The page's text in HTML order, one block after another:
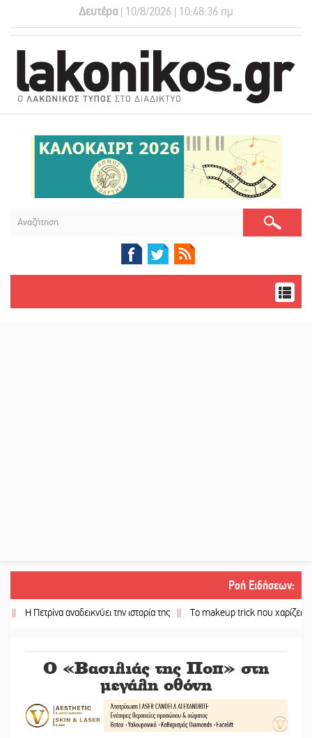
Δευτέρα | 10/8/2026 | 10:48:37 πμ
Ροή Ειδήσεων:
Η Πετρίνα αναδεικνύει την ιστορία της || Το makeup trick που χαρίζει πιο
Ο «Βασιλιάς της Ποπ» στη
μεγάλη οθόνη